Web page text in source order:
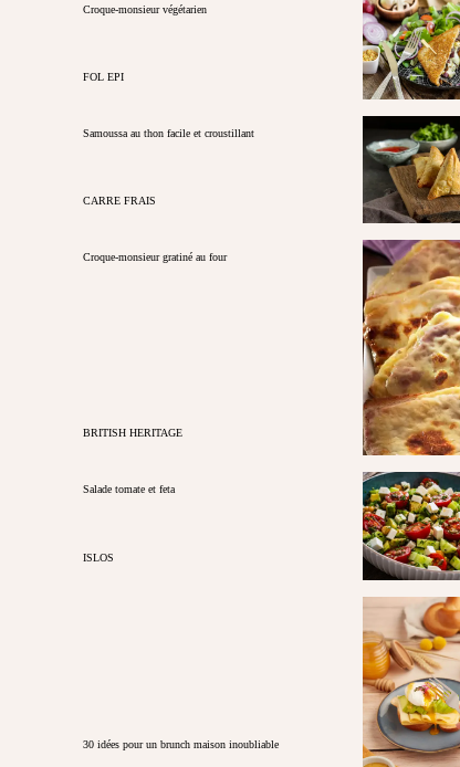
Croque-monsieur végétarien
FOL EPI
Samoussa au thon facile et croustillant
CARRE FRAIS
Croque-monsieur gratiné au four
BRITISH HERITAGE
Salade tomate et feta
ISLOS
30 idées pour un brunch maison inoubliable